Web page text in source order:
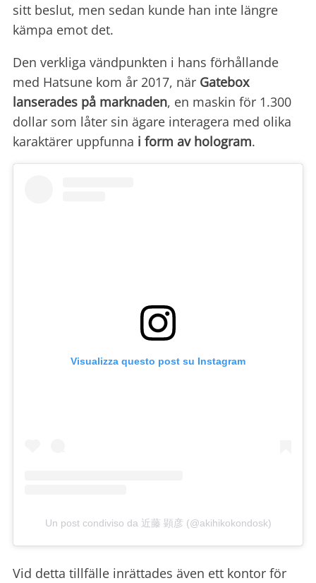
sitt beslut, men sedan kunde han inte längre
kämpa emot det.
Den verkliga vändpunkten i hans förhållande
med Hatsune kom år 2017, när Gatebox
lanserades på marknaden, en maskin för 1.300
dollar som låter sin ägare interagera med olika
karaktärer uppfunna i form av hologram.
Visualizza questo post su Instagram
Un post condiviso da 近藤 顕彦 (@akihikokondosk)
Vid detta tillfälle inrättades även ett kontor för